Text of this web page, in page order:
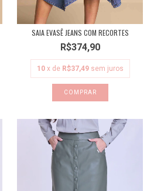
SAIA EVASÊ JEANS COM RECORTES
R$374,90
10 x de R$37,49 sem juros
COMPRAR